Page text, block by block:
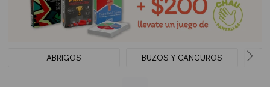
ABRIGOS BUZOS Y CANGUROS